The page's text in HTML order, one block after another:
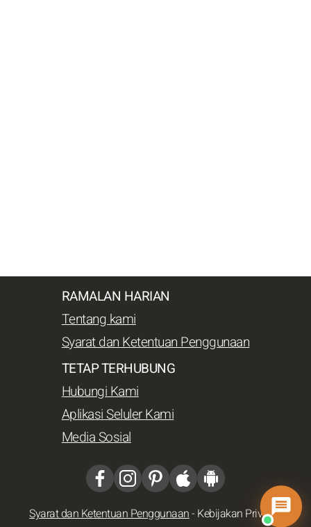
RAMALAN HARIAN
Tentang kami
Syarat dan Ketentuan Penggunaan
TETAP TERHUBUNG
Hubungi Kami
Aplikasi Seluler Kami
Media Sosial
Syarat dan Ketentuan Penggunaan- Kebijakan Privasi-